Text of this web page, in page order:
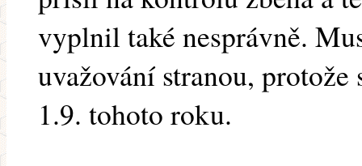
vyplnil také nesprávně.
uvažování stranou,
1.9. tohoto roku.